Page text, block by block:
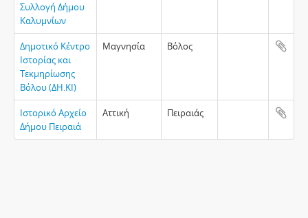
Συλλογή Δήμου
Καλυμνίων
Δημοτικό Κέντρο
Ιστορίας και
Τεκμηρίωσης
Βόλου (ΔΗ.ΚΙ)
Μαγνησία Βόλος
Ιστορικό Αρχείο
Δήμου Πειραιά
Αττική Πειραιάς